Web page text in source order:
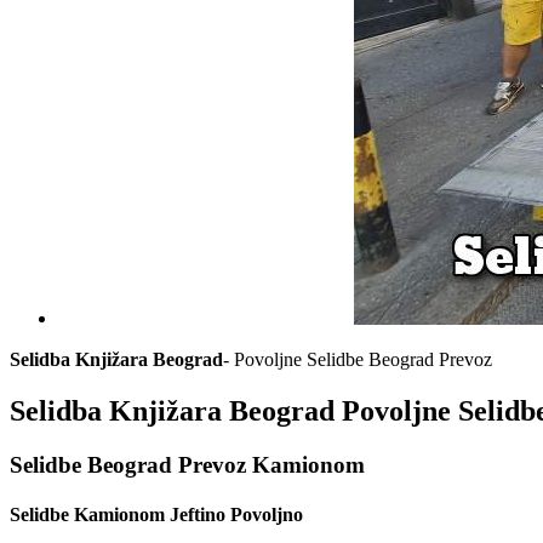
Selidba Knjižara Beograd- Povoljne Selidbe Beograd Prevoz
Selidba Knjižara Beograd Povoljne
Selidbe Beograd Prevoz Kamionom
Selidbe Kamionom Jeftino Povoljno